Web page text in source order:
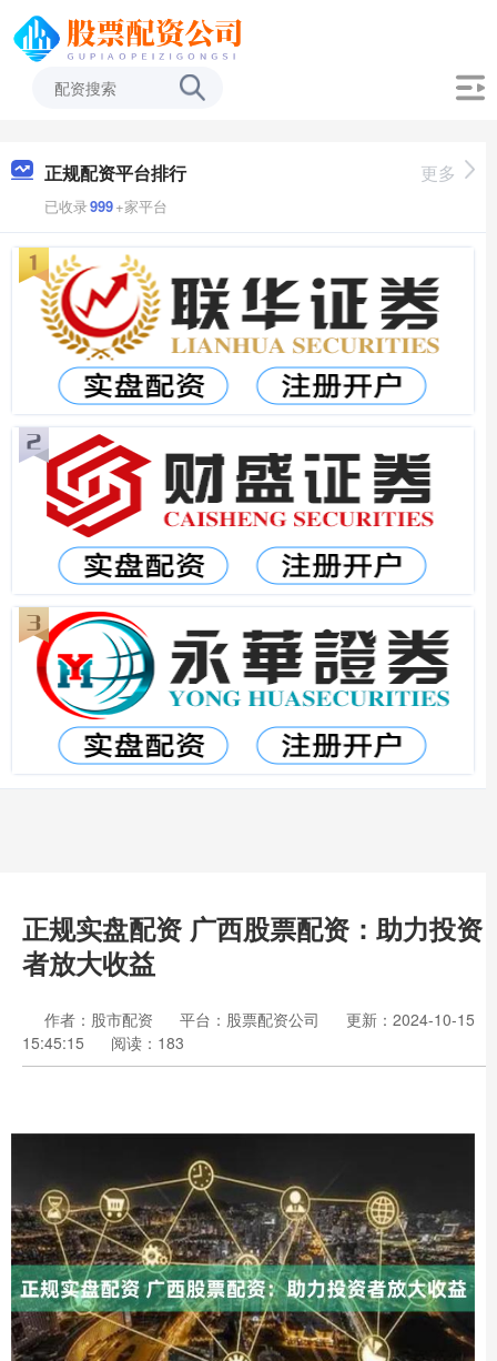
正规配资平台排行
已收录999+家平台
更多
正规实盘配资 广西股票配资：助力投资
者放大收益
作者：股市配资 平台：股票配资公司
更新：2024-10-15
15:45:15
阅读：183